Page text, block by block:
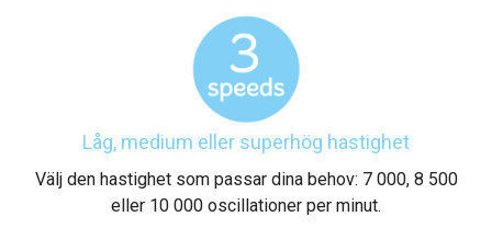
Låg, medium eller superhög hastighet
Välj den hastighet som passar dina behov: 7 000, 8 500
eller 10 000 oscillationer per minut.